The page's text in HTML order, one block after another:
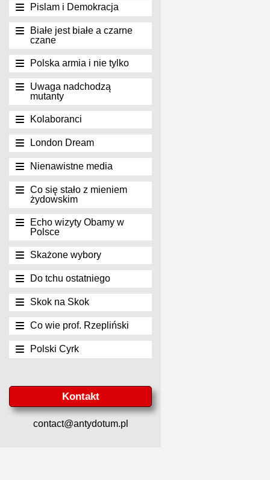
Pislam i Demokracja
Białe jest białe a czarne
czane
Polska armia i nie tylko
Uwaga nadchodzą
mutanty
Kolaboranci
London Dream
Nienawistne media
Co się stało z mieniem
żydowskim
Echo wizyty Obamy w
Polsce
Skażone wybory
Do tchu ostatniego
Skok na Skok
Co wie prof. Rzepliński
Polski Cyrk
Kontakt
contact@antydotum.pl